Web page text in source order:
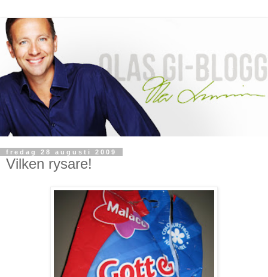
fredag 28 augusti 2009
Vilken rysare!